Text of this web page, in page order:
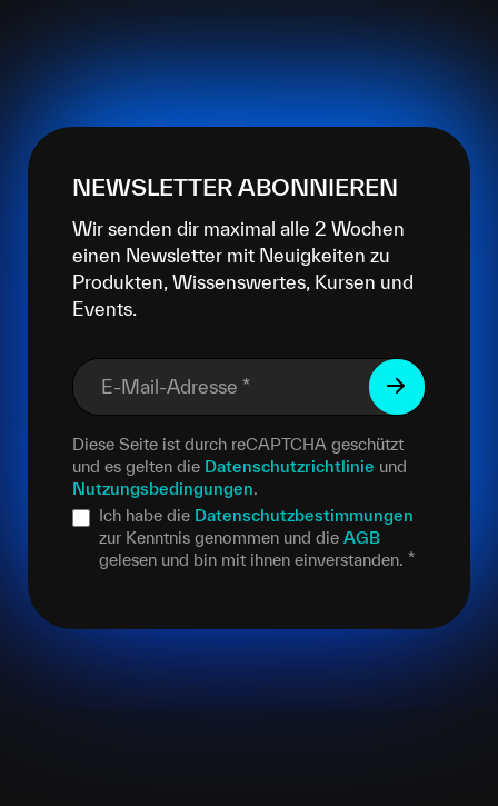
NEWSLETTER ABONNIEREN
Wir senden dir maximal alle 2 Wochen
einen Newsletter mit Neuigkeiten zu
Produkten, Wissenswertes, Kursen und
Events.
E-Mail-Adresse *
Diese Seite ist durch reCAPTCHA geschützt
und es gelten die Datenschutzrichtlinie und
Nutzungsbedingungen.
Ich habe die Datenschutzbestimmungen
zur Kenntnis genommen und die AGB
gelesen und bin mit ihnen einverstanden. *